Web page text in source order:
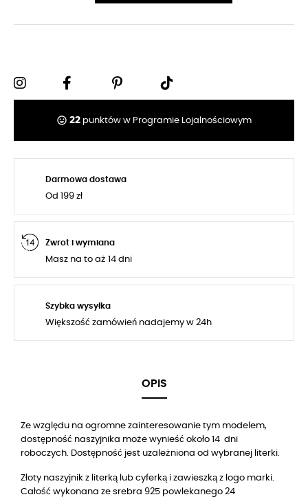
tag_faces 22 punktów w Programie Lojalnościowym
Darmowa dostawa
Od 199 zł
Zwrot i wymiana
Masz na to aż 14 dni
Szybka wysyłka
Większość zamówień nadajemy w 24h
OPIS
Ze względu na ogromne zainteresowanie tym modelem,
dostępność naszyjnika może wynieść około 14 dni
roboczych. Dostępność jest uzależniona od wybranej literki.
Złoty naszyjnik z literką lub cyferką i zawieszką z logo marki.
Całość wykonana ze srebra 925 powlekanego 24